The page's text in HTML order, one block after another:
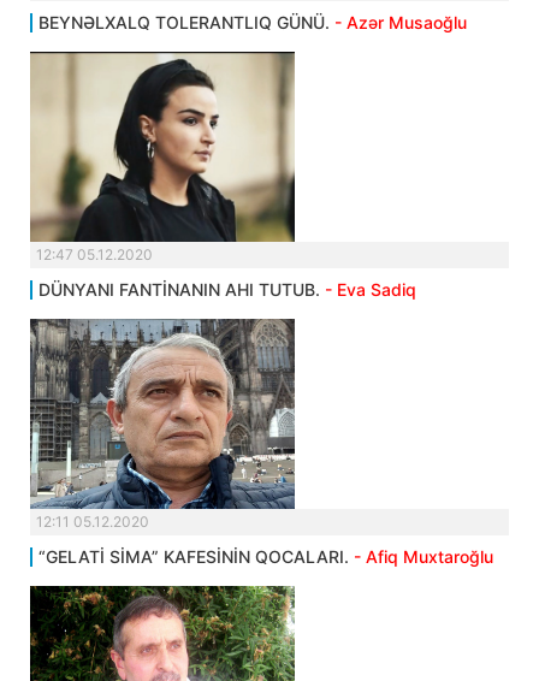
BEYNƏLXALQ TOLERANTLIQ GÜNÜ. - Azər Musaoğlu
12:47 05.12.2020
DÜNYANI FANTİNANIN AHI TUTUB. - Eva Sadiq
12:11 05.12.2020
“GELATİ SİMA” KAFESİNİN QOCALARI. - Afiq Muxtaroğlu